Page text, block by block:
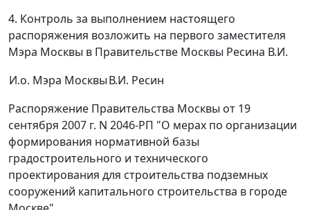
4. Контроль за выполнением настоящего
распоряжения возложить на первого заместителя
Мэра Москвы в Правительстве Москвы Ресина В.И.
И.о. Мэра МосквыВ.И. Ресин
Распоряжение Правительства Москвы от 19
сентября 2007 г. N 2046-РП "О мерах по организации
формирования нормативной базы
градостроительного и технического
проектирования для строительства подземных
сооружений капитального строительства в городе